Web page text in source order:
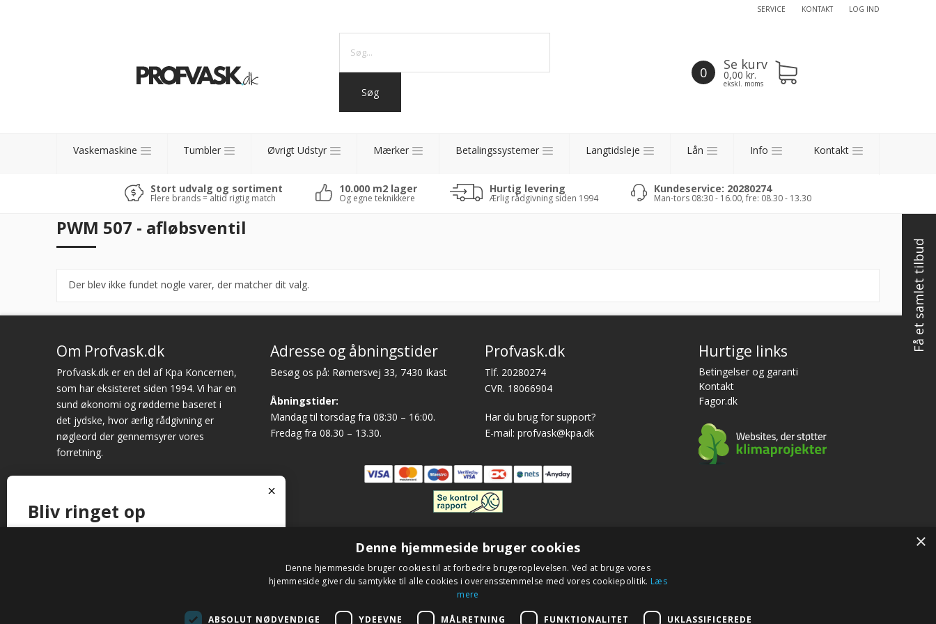
SERVICE KONTAKT LOG IND
0 Se kurv
0,00kr.
ekskl. moms
Vaskemaskine Tumbler Øvrigt Udstyr Mærker Betalingssystemer Langtidsleje Lån Info Kontakt
Stort udvalg og sortiment
Flere brands = altid rigtig match
10.000 m2 lager
Og egne teknikkere
Hurtig levering
Ærlig rådgivning siden 1994
Kundeservice: 20280274
Man-tors 08:30 - 16.00, fre: 08.30 - 13.30
PWM 507 - afløbsventil
Der blev ikke fundet nogle varer, der matcher dit valg.
Om Profvask.dk
Profvask.dk er en del af Kpa Koncernen,
som har eksisteret siden 1994. Vi har en
sund økonomi og rødderne baseret i
det jydske, hvor ærlig rådgivning er
nøgleord der gennemsyrer vores
forretning.
Adresse og åbningstider
Besøg os på: Rømersvej 33, 7430 Ikast
Åbningstider:
Mandag til torsdag fra 08:30 – 16:00.
Fredag fra 08.30 – 13.30.
Profvask.dk
Tlf. 20280274
CVR. 18066904
Har du brug for support?
E-mail: profvask@kpa.dk
Hurtige links
Betingelser og garanti
Kontakt
Fagor.dk
© 2019 profvask.dk – Alle rettigheder forbeholdes – Google+ –
x
Bliv ringet op
Få et samlet tilbud
×
Denne hjemmeside bruger cookies
Denne hjemmeside bruger cookies til at forbedre brugeroplevelsen. Ved at bruge vores
hjemmeside giver du samtykke til alle cookies i overensstemmelse med vores cookiepolitik. Læs
mere
ABSOLUT NØDVENDIGE YDEEVNE MÅLRETNING FUNKTIONALITET UKLASSIFICEREDE